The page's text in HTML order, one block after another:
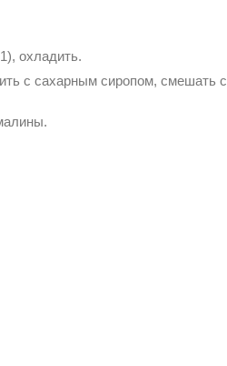
охладить.
с сахарным сиропом, смешать с